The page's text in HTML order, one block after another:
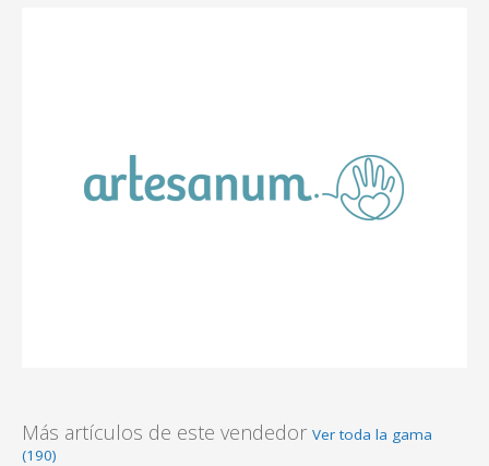
Más artículos de este vendedor Ver toda la gama
(190)